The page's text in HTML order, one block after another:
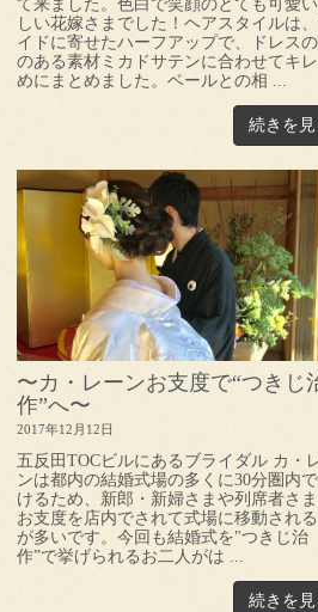
て来ました。色白で笑顔のとても可愛
しい花嫁さまでした！ヘアスタイルは
イドに寄せたハーフアップで、ドレス
のある素材ミカドサテンに合わせてキ
めにまとめました。ベールとの相 ...
続きを見
〜カ・レーンお支度で“つきじ
作”へ〜
2017年12月12日
五反田TOCビルにあるブライダル カ・
ンは都内の結婚式場の多くに30分圏内
けるため、新郎・新婦さまや列席者さ
お支度を店内でされて式場に移動され
が多いです。今回も結婚式を"つきじ治
作”で挙げられるお二人がは ...
続きを見